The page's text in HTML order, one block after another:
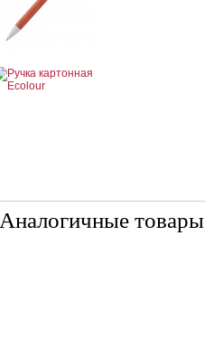
Аналогичные товары